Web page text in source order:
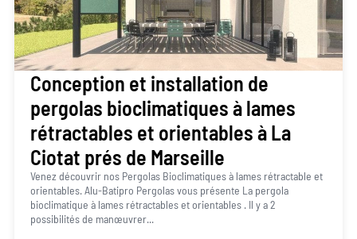
Conception et installation de
pergolas bioclimatiques à lames
rétractables et orientables à La
Ciotat prés de Marseille
Venez découvrir nos Pergolas Bioclimatiques à lames rétractable et
orientables. Alu-Batipro Pergolas vous présente La pergola
bioclimatique à lames rétractables et orientables . Il y a 2
possibilités de manœuvrer...